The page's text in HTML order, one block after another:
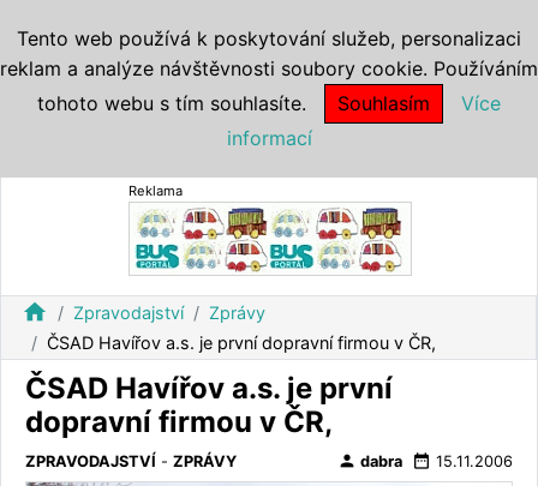
Reklama
home Zpravodajství
Zprávy
ČSAD Havířov a.s. je první dopravní firmou v ČR,
ČSAD Havířov a.s. je první
dopravní firmou v ČR,
ZPRAVODAJSTVÍ - ZPRÁVY person dabra date_range 15.11.2006
Tento web používá k poskytování služeb, personalizaci
reklam a analýze návštěvnosti soubory cookie. Používáním
tohoto webu s tím souhlasíte.
Souhlasím
Více
informací